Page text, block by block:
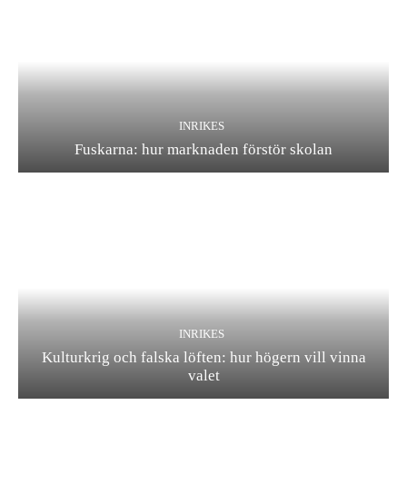
INRIKES
Fuskarna: hur marknaden förstör skolan
INRIKES
Kulturkrig och falska löften: hur högern vill vinna
valet